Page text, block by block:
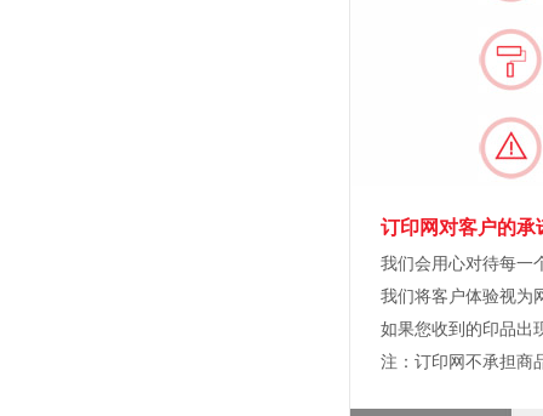
订印网对客户的承
我们会用心对待每一
我们将客户体验视为
如果您收到的印品出
注：订印网不承担商